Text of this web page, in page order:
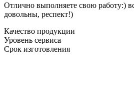
Отлично выполняете свою работу:)
довольны, респект!)
Качество продукции
Уровень сервиса
Срок изготовления